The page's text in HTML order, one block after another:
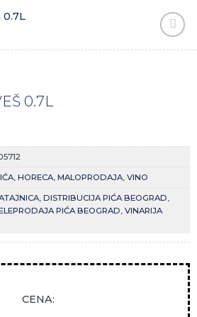
Zaprati
0.7L
, HORECA, MALOPRODAJA, VINO
, DISTRIBUCIJA PIĆA BEOGRAD,
PIĆA BEOGRAD, VINARIJA
CENA: